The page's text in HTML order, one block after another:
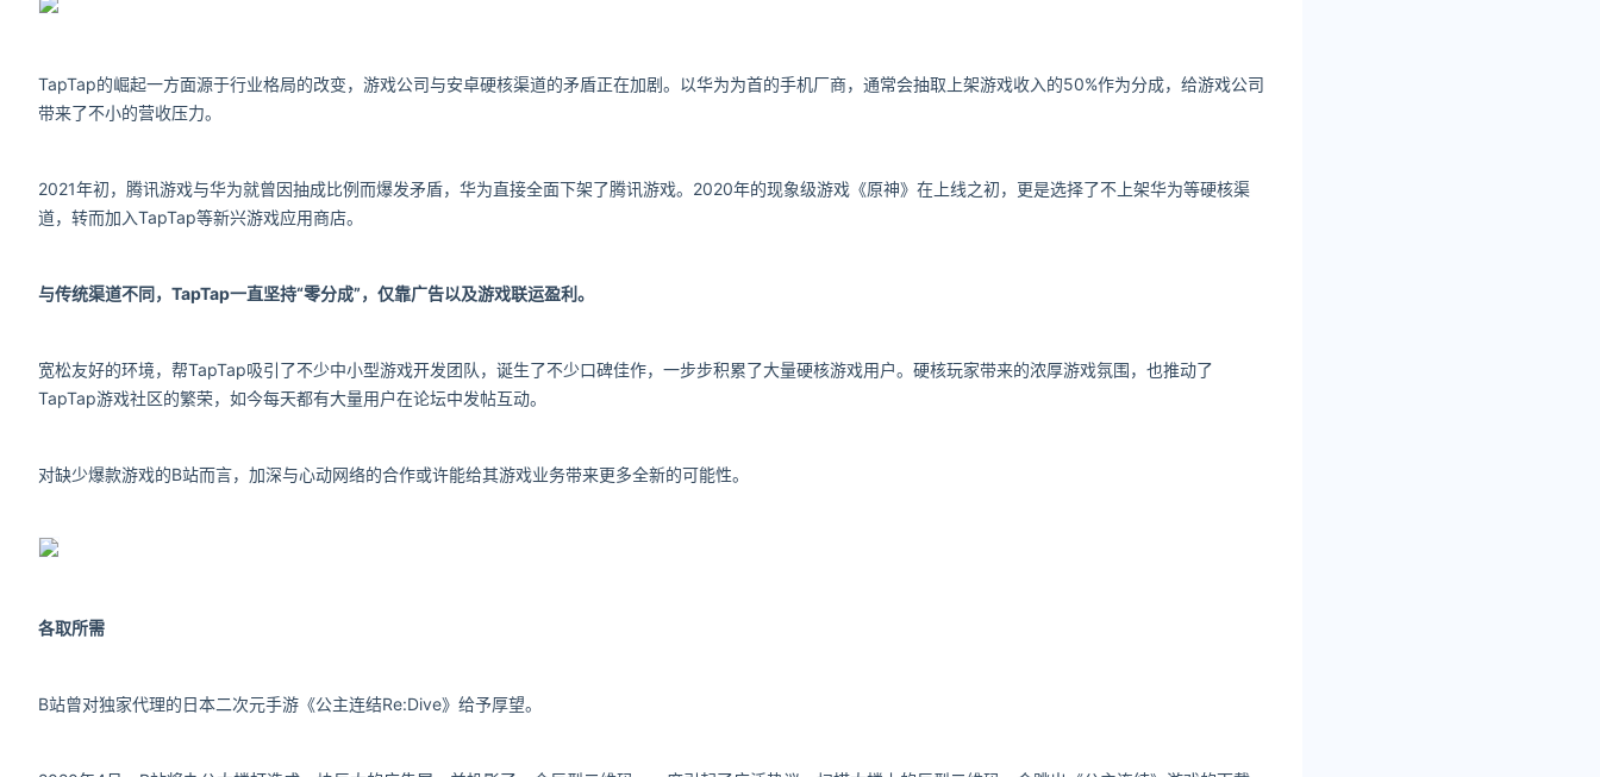
TapTap的崛起一方面源于行业格局的改变，游戏公司与安卓硬核渠道的矛盾正在加剧。以华为为首的手机厂商，通常会抽取上架游戏收入的50%作为分成，给游戏公司
带来了不小的营收压力。
2021年初，腾讯游戏与华为就曾因抽成比例而爆发矛盾，华为直接全面下架了腾讯游戏。2020年的现象级游戏《原神》在上线之初，更是选择了不上架华为等硬核渠
道，转而加入TapTap等新兴游戏应用商店。
与传统渠道不同，TapTap一直坚持“零分成”，仅靠广告以及游戏联运盈利。
宽松友好的环境，帮TapTap吸引了不少中小型游戏开发团队，诞生了不少口碑佳作，一步步积累了大量硬核游戏用户。硬核玩家带来的浓厚游戏氛围，也推动了
TapTap游戏社区的繁荣，如今每天都有大量用户在论坛中发帖互动。
对缺少爆款游戏的B站而言，加深与心动网络的合作或许能给其游戏业务带来更多全新的可能性。
各取所需
B站曾对独家代理的日本二次元手游《公主连结Re:Dive》给予厚望。